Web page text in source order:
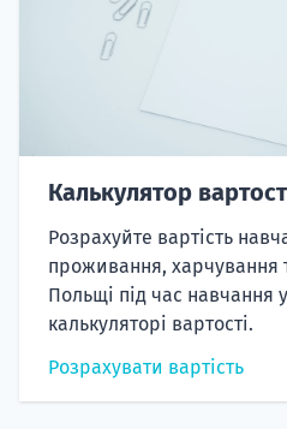
Калькулятор
Розрахуйте вартість
проживання, харчування
Польщі під час навчання
калькуляторі вартості.
Розрахувати вартість